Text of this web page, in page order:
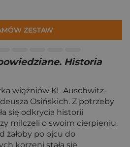
ZESTAW
Historia
więźniów KL Auschwitz-
Osińskich. Z potrzeby
się odkrycia historii
milczeli o swoim cierpieniu.
żałoby po ojcu do
korzeni stała się